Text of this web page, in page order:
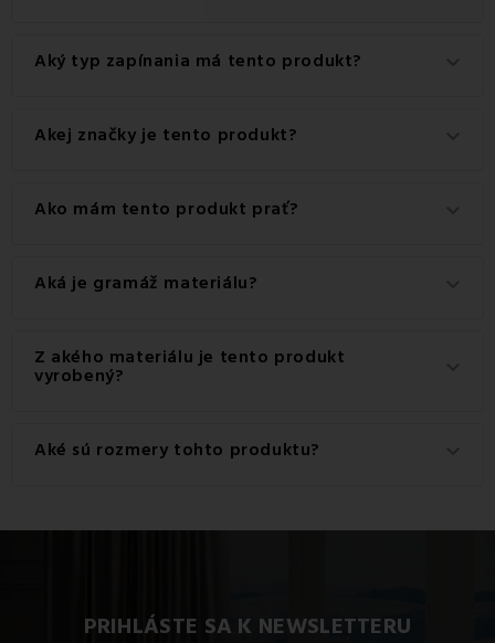
Aký typ zapínania má tento produkt?
Tento produkt má praktické zapínanie na Zips.
Akej značky je tento produkt?
Ide o autentický produkt značky EMI.
Ako mám tento produkt prať?
Pre dosiahnutie najlepších výsledkov odporúčame tento
produkt prať na 60 °C.
Aká je gramáž materiálu?
Gramáž materiálu použitého pre tento produkt je 160
g/m2.
Z akého materiálu je tento produkt
vyrobený?
Tento produkt je vyrobený z kvalitného materiálu: 100%
Aké sú rozmery tohto produktu?
PRIHLÁSTE SA K NEWSLETTERU